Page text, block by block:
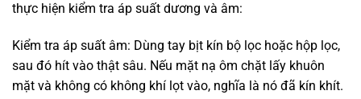
thực hiện kiểm tra áp suất dương và âm:
Kiểm tra áp suất âm: Dùng tay bịt kín bộ lọc hoặc hộp lọc,
sau đó hít vào thật sâu. Nếu mặt nạ ôm chặt lấy khuôn
mặt và không có không khí lọt vào, nghĩa là nó đã kín khít.